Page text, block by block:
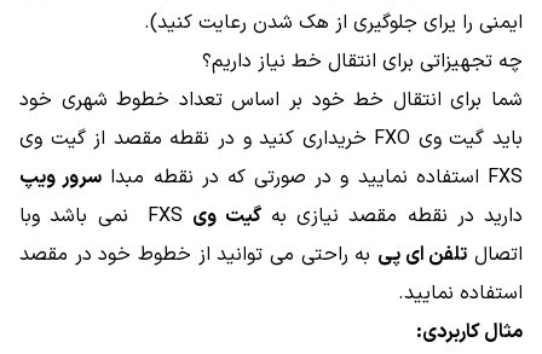
ایمنی را یرای جلوگیری از هک شدن رعایت کنید).
چه تجهیزاتی برای انتقال خط نیاز داریم؟
شما برای انتقال خط خود بر اساس تعداد خطوط شهری خود
باید گیت وی FXO خریداری کنید و در نقطه مقصد از گیت وی
FXS استفاده نمایید و در صورتی که در نقطه مبدا
سرور ویپ
دارید در نقطه مقصد نیازی بهگیت وی
FXS نمی باشد وبا
اتصال تلفن ای پی به راحتی می توانید از خطوط خود در مقصد
استفاده نمایید.
مثال کاربردی: